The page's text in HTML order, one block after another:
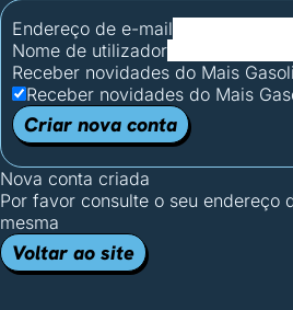
Endereço de e-mail
Nome de utilizador
Receber novidades do Mais
Receber novidades do Mais
Criar nova conta
Nova conta criada
Por favor consulte o seu endereço
mesma
Voltar ao site